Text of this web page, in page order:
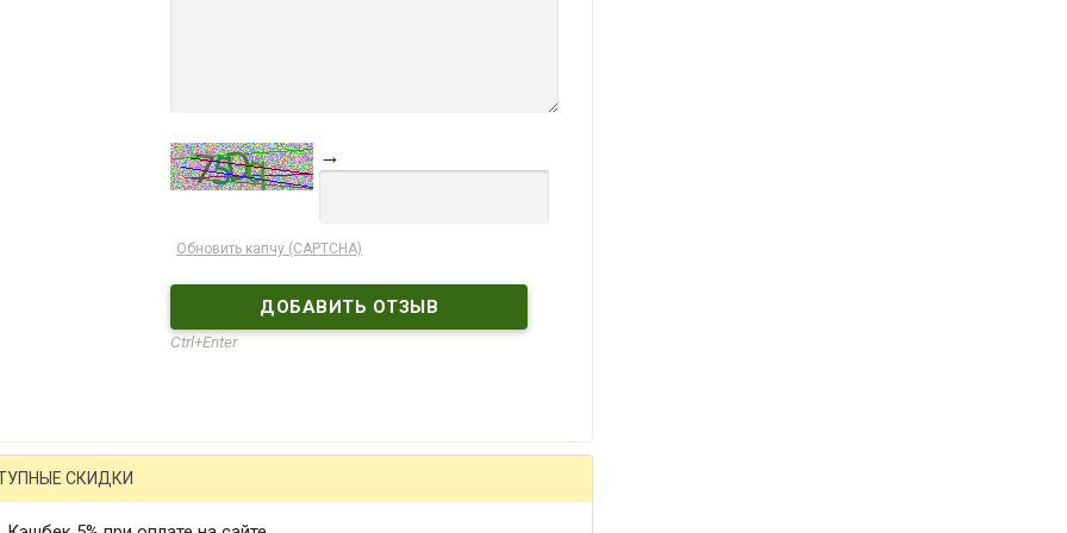
→
Обновить капчу (CAPTCHA)
Ctrl+Enter
СКИДКИ